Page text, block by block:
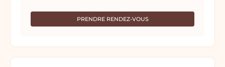
PRENDRE RENDEZ-VOUS